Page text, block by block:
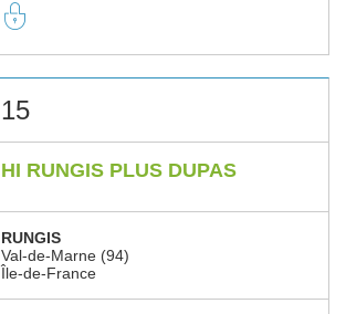
15
HI RUNGIS PLUS DUPAS
RUNGIS
Val-de-Marne (94)
Île-de-France